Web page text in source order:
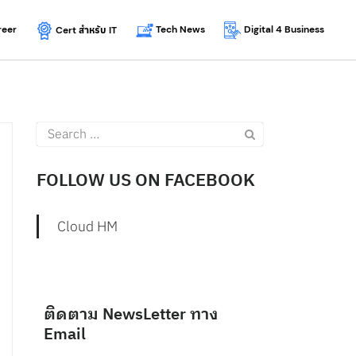
Cert สำหรับ IT Tech News Digital 4 Business
Search
for:
FOLLOW US ON FACEBOOK
Cloud HM
ติดตาม NewsLetter ทาง
Email